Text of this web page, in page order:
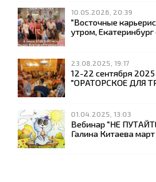
10.05.2026, 20:39
"Восточные
утром,
23.08.2025, 19:17
12-22 сентября 2025
"ОРАТОРСКОЕ ДЛЯ
01.04.2025, 13:03
Вебинар "НЕ
Галина Китаева